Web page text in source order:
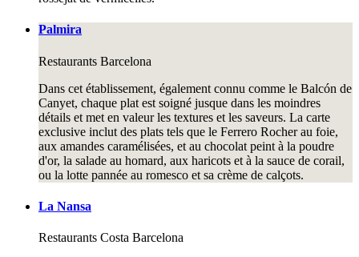
Palmira
Restaurants Barcelona
Dans cet établissement, également connu comme le Balcón de
Canyet, chaque plat est soigné jusque dans les moindres
détails et met en valeur les textures et les saveurs. La carte
exclusive inclut des plats tels que le Ferrero Rocher au foie,
aux amandes caramélisées, et au chocolat peint à la poudre
d'or, la salade au homard, aux haricots et à la sauce de corail,
ou la lotte pannée au romesco et sa crème de calçots.
La Nansa
Restaurants Costa Barcelona